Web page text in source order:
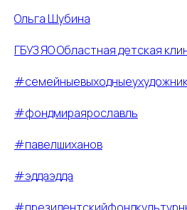
Ольга Шубина
ГБУЗ ЯО Областная детская
#фондмираярославль
#павелшиханов
#эддаэдда